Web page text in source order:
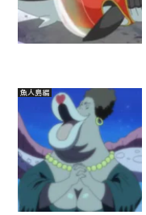
魚人島編